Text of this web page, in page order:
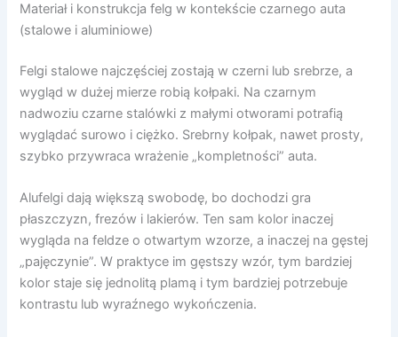
Materiał i konstrukcja felg w kontekście czarnego auta
(stalowe i aluminiowe)
Felgi stalowe najczęściej zostają w czerni lub srebrze, a
wygląd w dużej mierze robią kołpaki. Na czarnym
nadwoziu czarne stalówki z małymi otworami potrafią
wyglądać surowo i ciężko. Srebrny kołpak, nawet prosty,
szybko przywraca wrażenie „kompletności” auta.
Alufelgi dają większą swobodę, bo dochodzi gra
płaszczyzn, frezów i lakierów. Ten sam kolor inaczej
wygląda na feldze o otwartym wzorze, a inaczej na gęstej
„pajęczynie”. W praktyce im gęstszy wzór, tym bardziej
kolor staje się jednolitą plamą i tym bardziej potrzebuje
kontrastu lub wyraźnego wykończenia.